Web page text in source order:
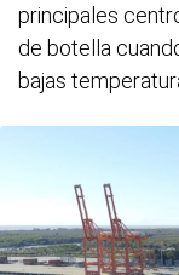
principales
de botella
bajas